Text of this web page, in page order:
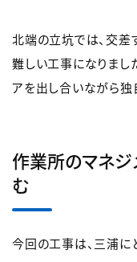
北端の立坑では、交差
難しい工事になりまし
アを出し合いながら独
作業所のマネジ
む
今回の工事は、三浦に